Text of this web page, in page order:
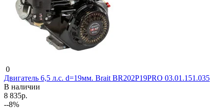
0
Двигатель 6,5 л.c. d=19мм. Brait BR202P19PRO 03.01.151.035
В наличии
8 835р.
--8%